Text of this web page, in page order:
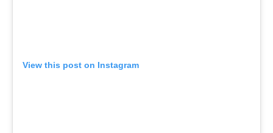
View this post on Instagram